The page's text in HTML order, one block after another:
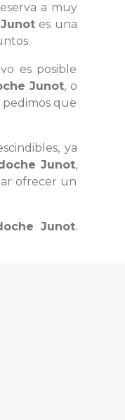
a muy
es una
es posible
Junot, o
que
ya
Junot,
ofrecer un
Junot.